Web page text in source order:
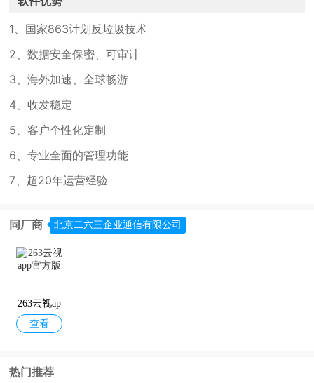
1、国家863计划反垃圾技术
2、数据安全保密、可审计
3、海外加速、全球畅游
4、收发稳定
5、客户个性化定制
6、专业全面的管理功能
7、超20年运营经验
同厂商 北京二六三企业通信有限公司
263云视ap
p官方版
查看
热门推荐